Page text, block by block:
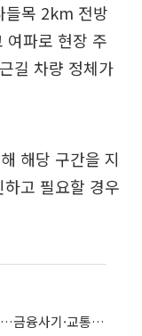
들목 2km 전방
여파로 현장 주
길 차량 정체가
해당 구간을 지
고 필요할 경우
KB금융, 경찰청과 '국민 생활 안전' 맞손…금융사기·교통사고 대응